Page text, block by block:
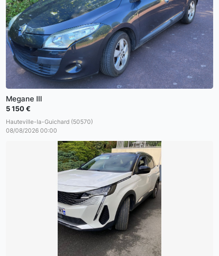
Megane III
5 150 €
Hauteville-la-Guichard (50570)
08/08/2026 00:00